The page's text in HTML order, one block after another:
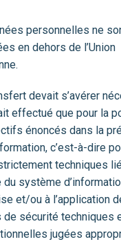
personnelles ne
en dehors de l’Union
devait s’avérer
effectué que pour la
énoncés dans la
c’est-à-dire
techniques
du système
et/ou à l’application
de sécurité techniques
jugées